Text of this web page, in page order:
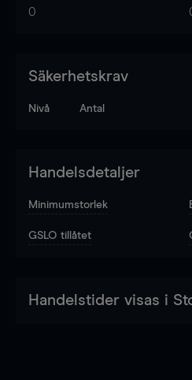
0
Säkerhetskrav
Nivå Antal
Handelsdetaljer
Minimumstorlek
GSLO tillåtet
Handelstider visas i